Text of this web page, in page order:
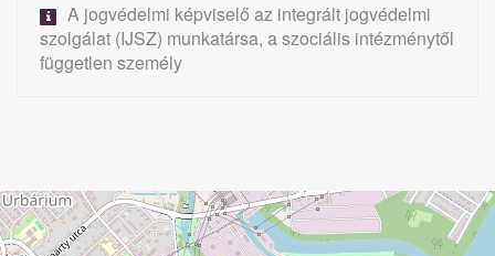
A jogvédelmi képviselő az integrált jogvédelmi
szolgálat (IJSZ) munkatársa, a szociális intézménytől
független személy